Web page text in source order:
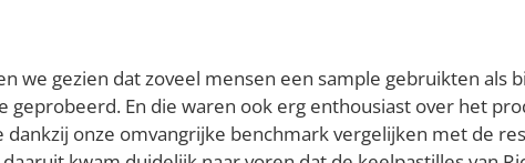
we gezien dat zoveel mensen een sample gebruikten als
geprobeerd. En die waren ook erg enthousiast over het
dankzij onze omvangrijke benchmark vergelijken met de